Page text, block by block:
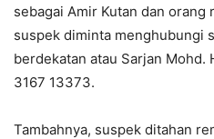
sebagai Amir Kutan dan orang
suspek diminta menghubungi
berdekatan atau Sarjan Mohd.
3167 13373.
Tambahnya, suspek ditahan